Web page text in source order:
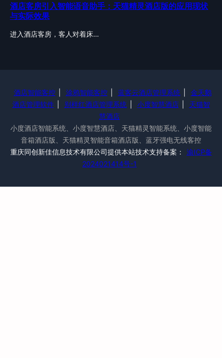
酒店客房引入智能语音助手：天猫精灵酒店版的应用现状
与实际效果
进入酒店客房，客人对着床…
酒店智能客控 涂鸦智能客控 蓝客云酒店管理系统
金天鹅
酒店管理软件
别样红酒店管理系统 小度智慧酒店
天猫智
慧酒店
小度酒店智能系统、小度智慧酒店、天猫精灵智能系统、小度智能
音箱酒店版、天猫精灵智能音箱酒店版、蓝牙强电无线客控
重庆同创新佳信息技术有限公司提供本站技术支持备案：
渝ICP备
2024021414号-1